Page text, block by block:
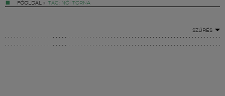
FŐOLDAL » TAG: NŐI TORNA
SZŰRÉS